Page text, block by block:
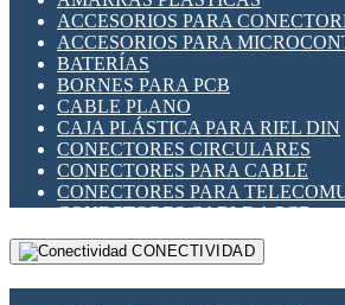
INDICADORES PARA PANEL
INTERFACES DE RELÉ
INTERRUPTORES FIN DE
LLAVES CONMUTADORAS
MEDIDORES DE ENERGÍA Y
MOTORES PASO A PASO
PANTALLAS HMI
PLC -CONTROLADORES
PROGRAMADORES DE
RELÉS DE PROTECCIÓN
SENSORES CAPACITIVOS
ACCESORIOS PARA
ACCESORIOS PARA
BATERÍAS
BORNES PARA PCB
CABLE PLANO
CAJA PLÁSTICA PARA RIEL DIN
CONECTORES CIRCULARES
CONECTORES PARA CABLE
CONECTORES PARA
CONECTORES CABLE A PCB
CONECTORES PCB A CABLE
DIP SWITCHESCONECTIVIDAD